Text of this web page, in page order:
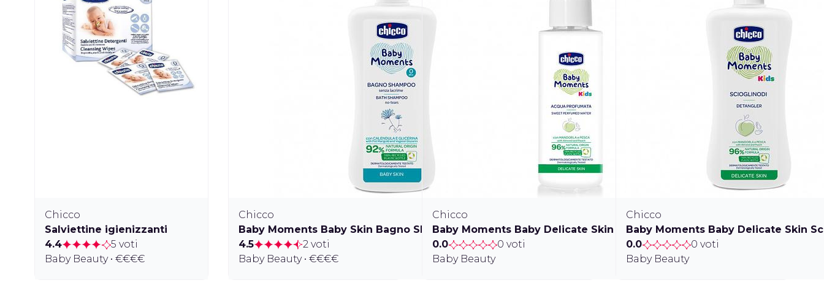
Chicco
Salviettine igienizzanti
4.4
5 voti
Baby Beauty • €€€€
Chicco
Baby Moments Baby Skin Bagno Shampoo Senza Lacrime
4.5
2 voti
Baby Beauty • €€€€
Chicco
Baby Moments Baby Delicate Skin Acqua Profumata
0.0
0 voti
Baby Beauty
Chicco
Baby Moments Baby Delicate Skin
0.0
0 voti
Baby Beauty